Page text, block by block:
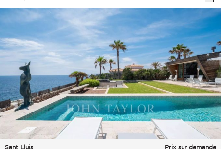
Sant Lluis
Prix sur demande